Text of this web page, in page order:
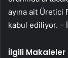
ayına ait Üretici
kabul ediliyor. –
İlgili Makaleler